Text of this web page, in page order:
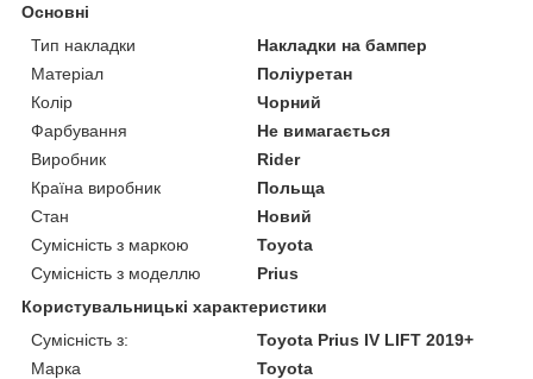
Основні
Тип накладки
Накладки на бампер
Матеріал
Поліуретан
Колір
Чорний
Фарбування
Не вимагається
Виробник
Rider
Країна виробник
Польща
Стан
Новий
Сумісність з маркою
Toyota
Сумісність з моделлю
Prius
Користувальницькі характеристики
Сумісність з:
Toyota Prius IV LIFT 2019+
Марка
Toyota